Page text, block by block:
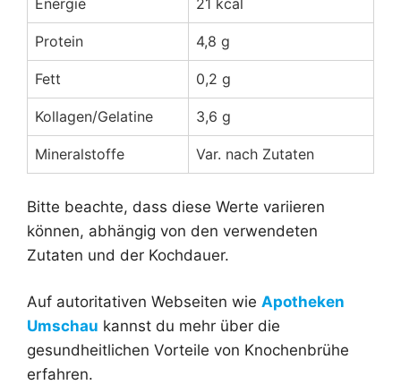
Protein 4,8 g
Fett 0,2 g
Kollagen/Gelatine 3,6 g
Mineralstoffe Var. nach Zutaten
Bitte beachte, dass diese Werte variieren
können, abhängig von den verwendeten
Zutaten und der Kochdauer.
Auf autoritativen Webseiten wie Apotheken
Umschau kannst du mehr über die
gesundheitlichen Vorteile von Knochenbrühe
erfahren.